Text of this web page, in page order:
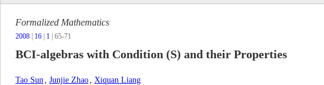
Formalized Mathematics
2008 16 1 | 65-71
BCI-algebras with Condition (S) and their Properties
Tao Sun , Junjie Zhao , Xiquan Liang